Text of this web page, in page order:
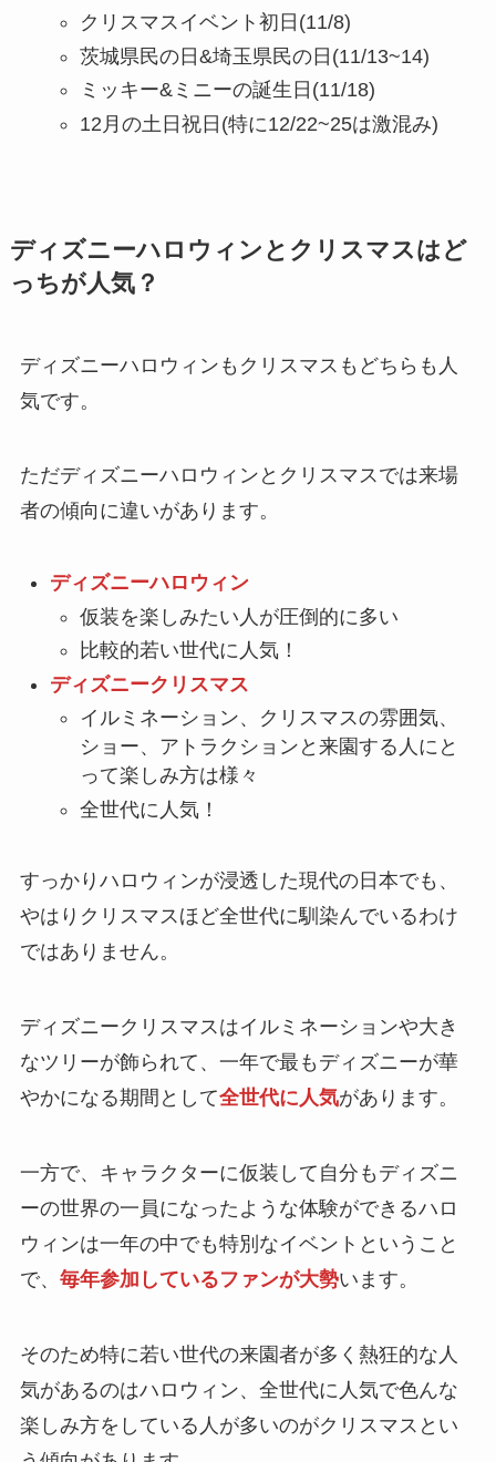
クリスマスイベント初日(11/8)
茨城県民の日&埼玉県民の日(11/13~14)
ミッキー&ミニーの誕生日(11/18)
12月の土日祝日(特に12/22~25は激混み)
ディズニーハロウィンとクリスマスはど
っちが人気？
ディズニーハロウィンもクリスマスもどちらも人
気です。
ただディズニーハロウィンとクリスマスでは来場
者の傾向に違いがあります。
ディズニーハロウィン
仮装を楽しみたい人が圧倒的に多い
比較的若い世代に人気！
ディズニークリスマス
イルミネーション、クリスマスの雰囲気、
ショー、アトラクションと来園する人にと
って楽しみ方は様々
全世代に人気！
すっかりハロウィンが浸透した現代の日本でも、
やはりクリスマスほど全世代に馴染んでいるわけ
ではありません。
ディズニークリスマスはイルミネーションや大き
なツリーが飾られて、一年で最もディズニーが華
やかになる期間として全世代に人気があります。
一方で、キャラクターに仮装して自分もディズニ
ーの世界の一員になったような体験ができるハロ
ウィンは一年の中でも特別なイベントということ
で、 毎年参加しているファンが大勢います。
そのため特に若い世代の来園者が多く熱狂的な人
気があるのはハロウィン、全世代に人気で色んな
楽しみ方をしている人が多いのがクリスマスとい